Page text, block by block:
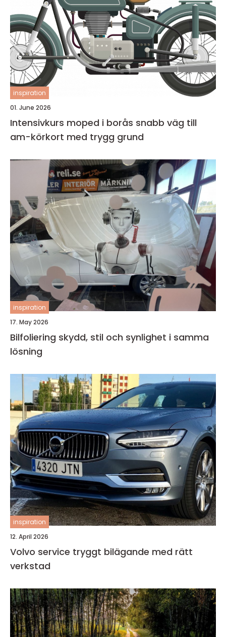
inspiration
01. June 2026
Intensivkurs moped i borås snabb väg till
am-körkort med trygg grund
inspiration
17. May 2026
Bilfoliering skydd, stil och synlighet i samma
lösning
inspiration
12. April 2026
Volvo service tryggt bilägande med rätt
verkstad